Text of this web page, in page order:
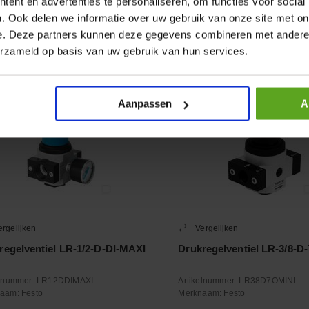
Ook delen we informatie over uw gebruik van onze site met
Deze partners kunnen deze gegevens combineren met
op basis van uw gebruik van hun services.
Aanpassen
Aantal +
voorraad
− Aantal
Controleer voorraad
LR-1/2-D-DI-MAXI
LR12DDIMAXI
Festo
Vergelijken
Drukregelventiel LR-3/8-
Artikelnummer: LR38D7OMINI
Merknaam: Festo